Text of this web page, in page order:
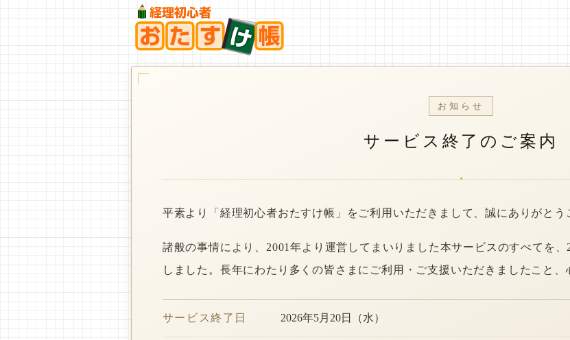
お知らせ
サービス終了のご案内
*
平素より「経理初心者おたすけ帳」をご利用いただきまして、誠にありがとう
諸般の事情により、2001年より運営してまいりました本サービスのすべてを
しました。長年にわたり多くの皆さまにご利用・ご支援いただきましたこと、
サービス終了日 2026年5月20日（水）